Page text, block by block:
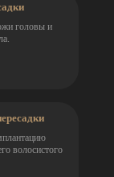
головы и
волосистого